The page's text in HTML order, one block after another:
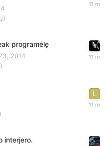
programėlę
2014
interjero.